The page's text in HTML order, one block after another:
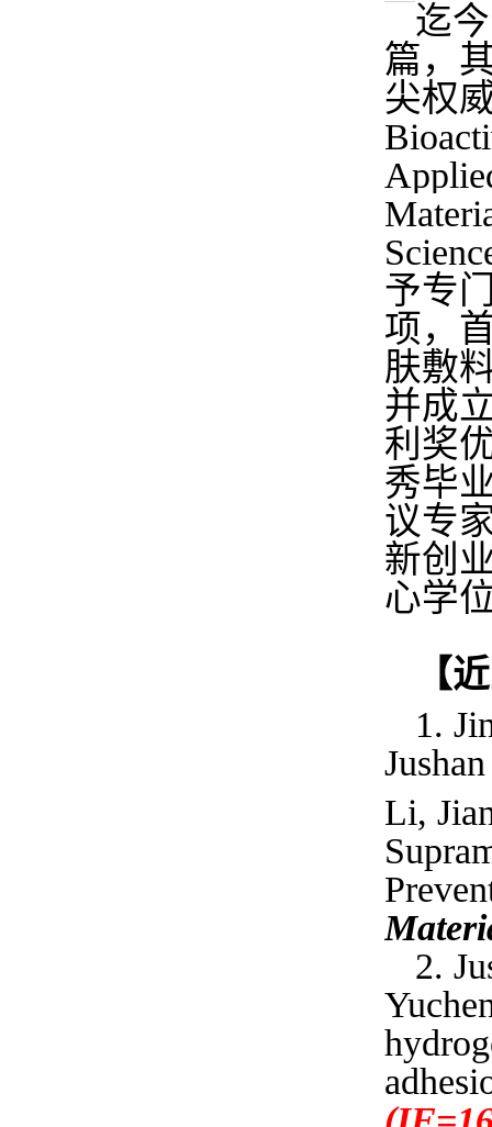
迄
篇，
尖权
予专
项，
肤敷
并成
利奖
秀毕
议专
新创
心学
【
1.
Li,
2.